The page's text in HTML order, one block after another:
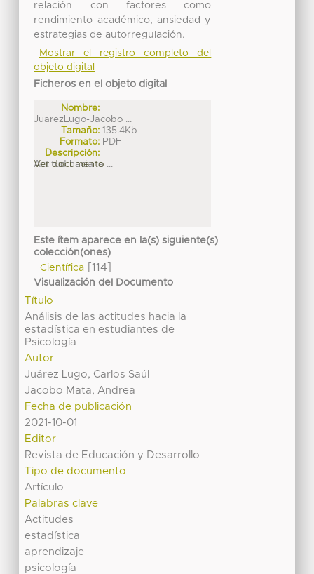
relación con factores como
rendimiento académico, ansiedad y
estrategias de autorregulación.
Mostrar el registro completo del
objeto digital
Ficheros en el objeto digital
Nombre:
JuarezLugo-Jacobo ...
Tamaño: 135.4Kb
Formato: PDF
Descripción:
Actitud hacia la ...
Ver documento
Este ítem aparece en la(s) siguiente(s)
colección(ones)
Científica[114]
Visualización del Documento
Título
Análisis de las actitudes hacia la
estadística en estudiantes de
Psicología
Autor
Juárez Lugo, Carlos Saúl
Jacobo Mata, Andrea
Fecha de publicación
2021-10-01
Editor
Revista de Educación y Desarrollo
Tipo de documento
Artículo
Palabras clave
Actitudes
estadística
aprendizaje
psicología